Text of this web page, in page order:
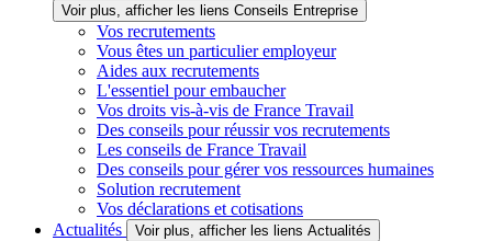
Voir plus, afficher les liens Conseils Entreprise
Vos recrutements
Vous êtes un particulier employeur
Aides aux recrutements
L'essentiel pour embaucher
Vos droits vis-à-vis de France Travail
Des conseils pour réussir vos recrutements
Les conseils de France Travail
Des conseils pour gérer vos ressources humaines
Solution recrutement
Vos déclarations et cotisations
Actualités
Voir plus, afficher les liens Actualités